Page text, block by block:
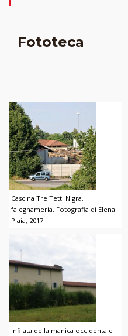
Fototeca
Cascina Tre Tetti Nigra,
falegnameria. Fotografia di Elena
Piaia, 2017
Infilata della manica occidentale